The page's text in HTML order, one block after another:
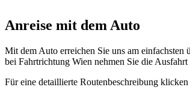
Anreise mit dem Auto
Mit dem Auto erreichen Sie uns am
bei Fahrtrichtung Wien nehmen Sie die
Für eine detaillierte Routenbeschreibung